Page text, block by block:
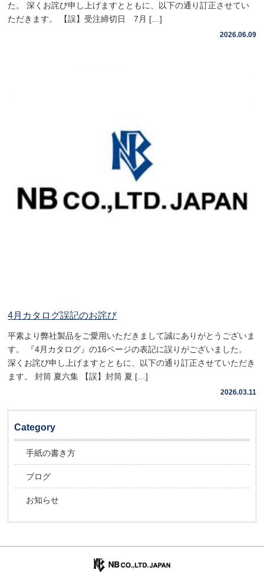
た。 深くお詫び申し上げますとともに、以下の通り訂正させてい
ただきます。 【誤】受注締切日 7月 […]
2026.06.09
4月カタログ誤記のお詫び
平素より弊社製品をご愛用いただきまして誠にありがとうございま
す。 『4月カタログ』の16ページの表記に誤りがございました。
深くお詫び申し上げますとともに、以下の通り訂正させていただき
ます。 封筒 夏六集 【誤】封筒 夏 […]
2026.03.11
Category
手紙の書き方
ブログ
お知らせ